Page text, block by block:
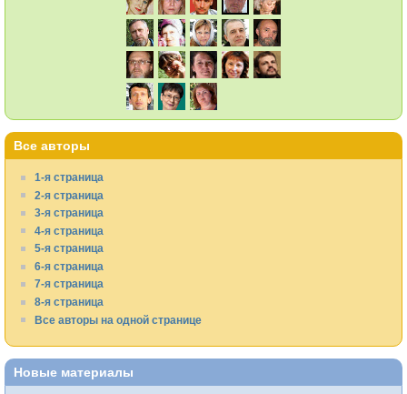
Все авторы
1-я страница
2-я страница
3-я страница
4-я страница
5-я страница
6-я страница
7-я страница
8-я страница
Все авторы на одной странице
Новые материалы